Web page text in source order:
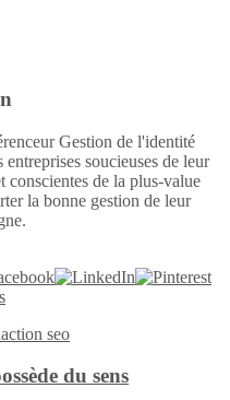
Gestion de l'identité
entreprises soucieuses de leur
conscientes de la plus-value
la bonne gestion de leur
seo
du sens